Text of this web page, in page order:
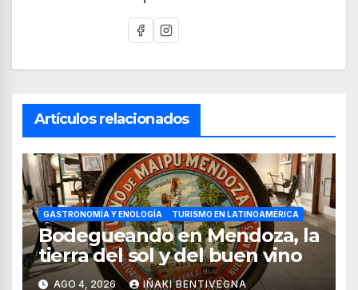
Artículos relacionados
GASTRONOMÍA Y ENOLOGÍA TURISMO EN LATINOAMÉRICA
Bodegueando en Mendoza, la
tierra del sol y del buen vino
AGO 4, 2026 IÑAKI BENTIVEGNA